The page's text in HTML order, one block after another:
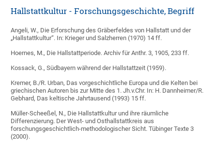
Hallstattkultur - Forschungsgeschichte, Begriff
Angeli, W., Die Erforschung des Gräberfeldes von Hallstatt und der
„Hallstattkultur“. In: Krieger und Salzherren (1970) 14 ff.
Hoernes, M., Die Hallstattperiode. Archiv für Anthr. 3, 1905, 233 ff.
Kossack, G., Südbayern während der Hallstattzeit (1959).
Kremer, B./R. Urban, Das vorgeschichtliche Europa und die Kelten bei
griechischen Autoren bis zur Mitte des 1. Jh.v.Chr. In: H. Dannheimer/R.
Gebhard, Das keltische Jahrtausend (1993) 15 ff.
Müller-Scheeßel, N., Die Hallstattkultur und ihre räumliche
Differenzierung. Der West- und Osthallstattkreis aus
forschungsgeschichtlich-methodologischer Sicht. Tübinger Texte 3
(2000).